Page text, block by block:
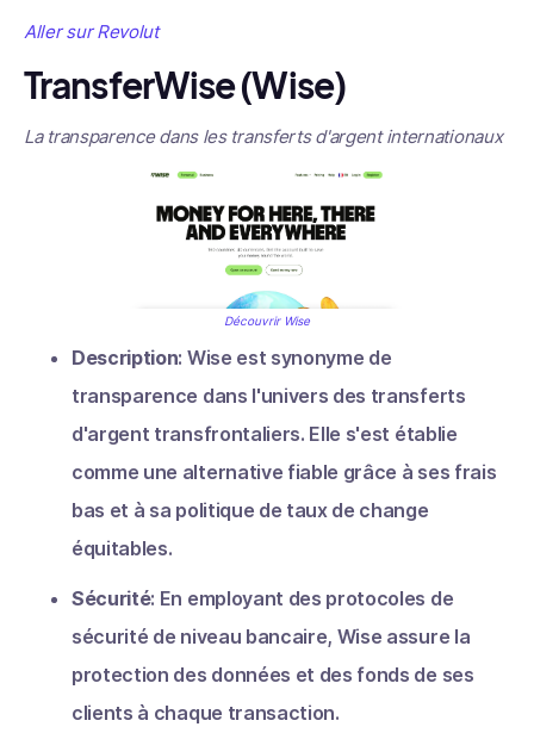
Aller sur Revolut
TransferWise (Wise)
La transparence dans les transferts d'argent internationaux
Découvrir Wise
Description: Wise est synonyme de
transparence dans l'univers des transferts
d'argent transfrontaliers. Elle s'est établie
comme une alternative fiable grâce à ses frais
bas et à sa politique de taux de change
équitables.
Sécurité: En employant des protocoles de
sécurité de niveau bancaire, Wise assure la
protection des données et des fonds de ses
clients à chaque transaction.